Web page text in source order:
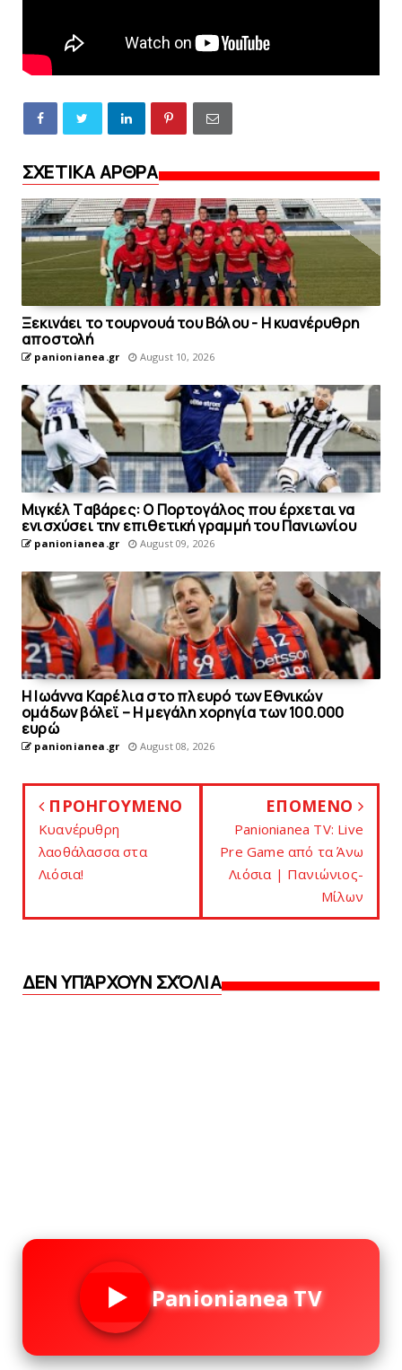
ΣΧΕΤΙΚΑ ΑΡΘΡΑ
Ξεκινάει το τουρνουά του Βόλου - H κυανέρυθρη
αποστολή
panionianea.gr August 10, 2026
Mιγκέλ Tαβάρες: O Πορτογάλος που έρχεται να
ενισχύσει την επιθετική γραμμή του Πανιωνίου
panionianea.gr August 09, 2026
Η Ιωάννα Καρέλια στο πλευρό των Εθνικών
ομάδων βόλεϊ – H μεγάλη χορηγία των 100.000
ευρώ
panionianea.gr August 08, 2026
ΠΡΟΗΓΟΥΜΕΝΟ
Κυανέρυθρη
λαοθάλασσα στα
Λιόσια!
ΕΠΟΜΕΝΟ
Panionianea TV: Live
Pre Game από τα Άνω
Λιόσια | Πανιώνιος-
Μίλων
ΔΕΝ ΥΠΆΡΧΟΥΝ ΣΧΌΛΙΑ
Panionianea TV